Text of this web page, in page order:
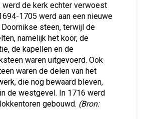
de kerk echter verwoest
1705 werd aan een nieuwe
steen, terwijl de
namelijk het koor, de
de kapellen en de
waren uitgevoerd. Ook
waren de delen van het
die nog bewaard bleven,
de westgevel. In 1716 werd
gebouwd. (Bron: